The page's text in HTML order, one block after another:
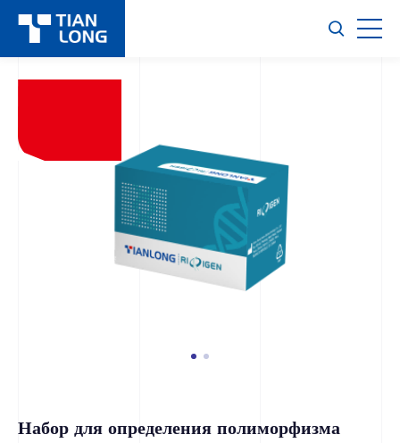
Набор для определения полиморфизма